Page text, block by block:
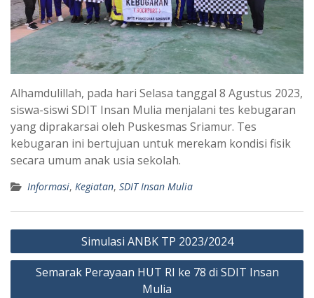
Alhamdulillah, pada hari Selasa tanggal 8 Agustus 2023,
siswa-siswi SDIT Insan Mulia menjalani tes kebugaran
yang diprakarsai oleh Puskesmas Sriamur. Tes
kebugaran ini bertujuan untuk merekam kondisi fisik
secara umum anak usia sekolah.
Informasi, Kegiatan, SDIT Insan Mulia
Post
navigation
Simulasi ANBK TP 2023/2024
Semarak Perayaan HUT RI ke 78 di SDIT Insan
Mulia